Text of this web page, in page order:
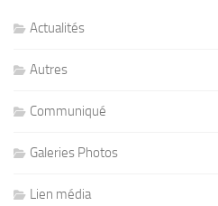
Actualités
Autres
Communiqué
Galeries Photos
Lien média